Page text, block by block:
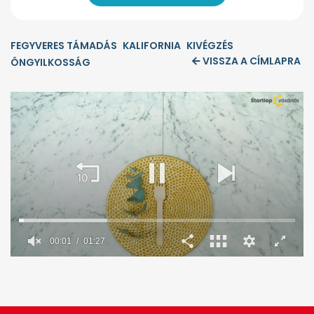
FEGYVERES TÁMADÁS KALIFORNIA KIVÉGZÉS
ÖNGYILKOSSÁG
VISSZA A CÍMLAPRA
minute,
00:02 01:27